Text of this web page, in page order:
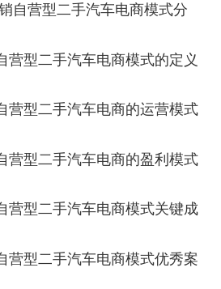
自营型二手汽车电商模式分
营型二手汽车电商模式的定义
营型二手汽车电商的运营模式
营型二手汽车电商的盈利模式
营型二手汽车电商模式关键成
营型二手汽车电商模式优秀案